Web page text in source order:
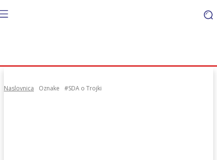
Naslovnica Oznake #SDA o Trojki